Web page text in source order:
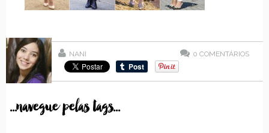
NANI 0 COMENTÁRIOS
...navegue pelas tags...